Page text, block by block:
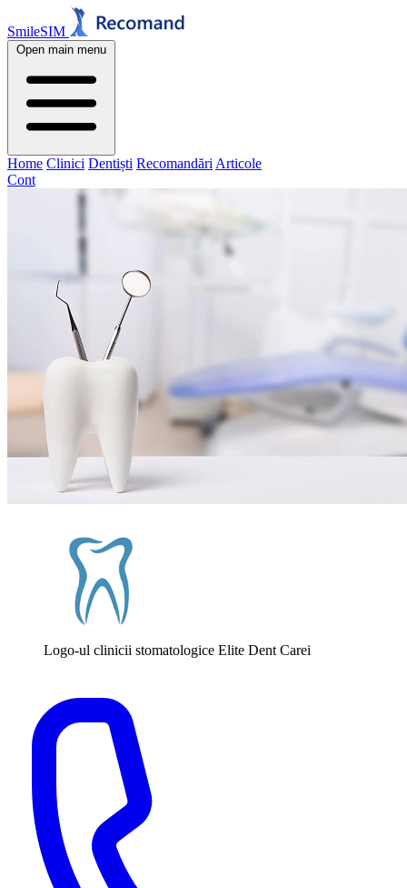
SmileSIM
Open main menu
Home Clinici Dentiști Recomandări Articole
Cont
Logo-ul clinicii stomatologice Elite Dent Carei